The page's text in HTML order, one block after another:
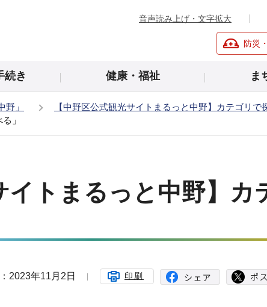
音声読み上げ・文字拡大
防災
続き 健康・福祉 ま
」
【中野区公式観光サイトまるっと中野】カテゴリで
」
イトまるっと中野】
2023年11月2日 印刷